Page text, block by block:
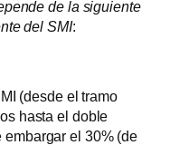
de la siguiente
del SMI:
(desde el tramo
hasta el doble
el 30% (de